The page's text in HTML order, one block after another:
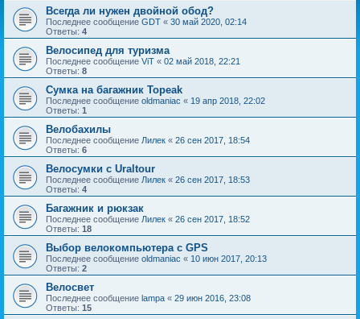
Всегда ли нужен двойной обод?
Последнее сообщение GDT « 30 май 2020, 02:14
Ответы: 4
Велосипед для туризма
Последнее сообщение ViT « 02 май 2018, 22:21
Ответы: 8
Сумка на багажник Topeak
Последнее сообщение oldmaniac « 19 апр 2018, 22:02
Ответы: 1
Велобахилы
Последнее сообщение Лилек « 26 сен 2017, 18:54
Ответы: 6
Велосумки с Uraltour
Последнее сообщение Лилек « 26 сен 2017, 18:53
Ответы: 4
Багажник и рюкзак
Последнее сообщение Лилек « 26 сен 2017, 18:52
Ответы: 18
Выбор велокомпьютера с GPS
Последнее сообщение oldmaniac « 10 июн 2017, 20:13
Ответы: 2
Велосвет
Последнее сообщение lampa « 29 июн 2016, 23:08
Ответы: 15